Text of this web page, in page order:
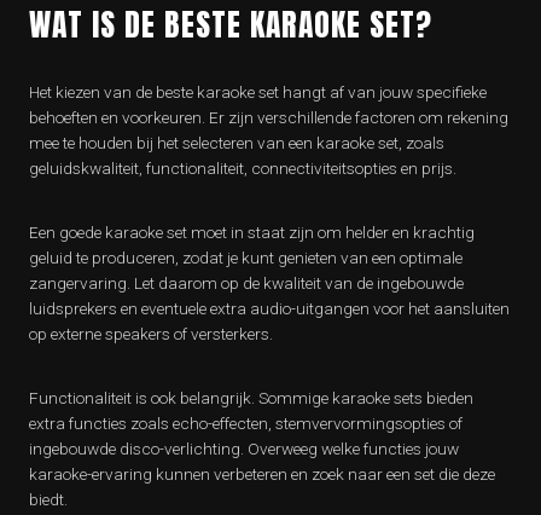
WAT IS DE BESTE KARAOKE SET?
Het kiezen van de beste karaoke set hangt af van jouw specifieke
behoeften en voorkeuren. Er zijn verschillende factoren om rekening
mee te houden bij het selecteren van een karaoke set, zoals
geluidskwaliteit, functionaliteit, connectiviteitsopties en prijs.
Een goede karaoke set moet in staat zijn om helder en krachtig
geluid te produceren, zodat je kunt genieten van een optimale
zangervaring. Let daarom op de kwaliteit van de ingebouwde
luidsprekers en eventuele extra audio-uitgangen voor het aansluiten
op externe speakers of versterkers.
Functionaliteit is ook belangrijk. Sommige karaoke sets bieden
extra functies zoals echo-effecten, stemvervormingsopties of
ingebouwde disco-verlichting. Overweeg welke functies jouw
karaoke-ervaring kunnen verbeteren en zoek naar een set die deze
biedt.